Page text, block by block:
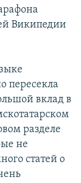
Википедии
пересекла
вклад в
разделе
не
статей о